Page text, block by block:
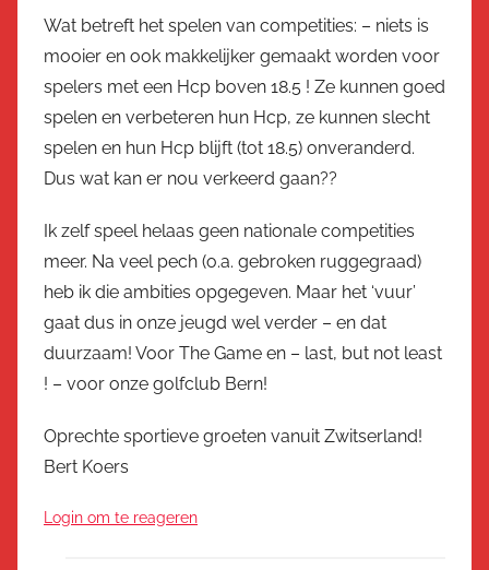
Wat betreft het spelen van competities: – niets is
mooier en ook makkelijker gemaakt worden voor
spelers met een Hcp boven 18.5 ! Ze kunnen goed
spelen en verbeteren hun Hcp, ze kunnen slecht
spelen en hun Hcp blijft (tot 18.5) onveranderd.
Dus wat kan er nou verkeerd gaan??
Ik zelf speel helaas geen nationale competities
meer. Na veel pech (o.a. gebroken ruggegraad)
heb ik die ambities opgegeven. Maar het ‘vuur’
gaat dus in onze jeugd wel verder – en dat
duurzaam! Voor The Game en – last, but not least
! – voor onze golfclub Bern!
Oprechte sportieve groeten vanuit Zwitserland!
Bert Koers
Login om te reageren